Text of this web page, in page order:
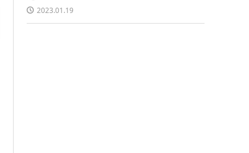
2023.01.19